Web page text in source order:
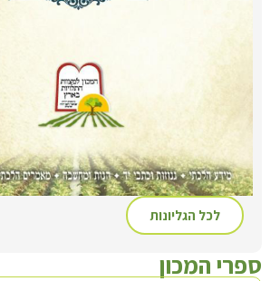
לכל הגליונות
ספרי המכון